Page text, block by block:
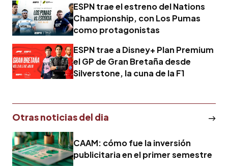
ESPN trae el estreno del Nations
Championship, con Los Pumas
como protagonistas
ESPN trae a Disney+ Plan Premium
el GP de Gran Bretaña desde
Silverstone, la cuna de la F1
Otras noticias del dia
CAAM: cómo fue la inversión
publicitaria en el primer semestre